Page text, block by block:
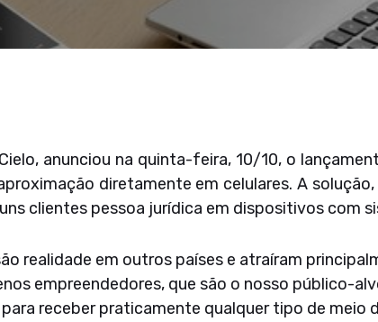
anunciou na quinta-feira, 10/10, o
diretamente em celulares. A
clientes pessoa jurídica em dispositivos com
realidade em outros países e atraíram
empreendedores, que são o nosso público-
receber praticamente qualquer tipo de meio